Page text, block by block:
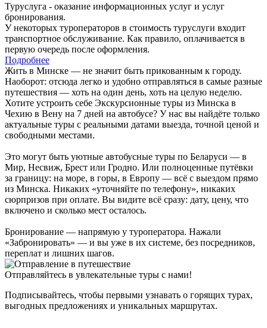
Туруслуга - оказание информационных услуг и услуг
бронирования.
У некоторых туроператоров в стоимость туруслуги входит
транспортное обслуживание. Как правило, оплачивается в
первую очередь после оформления.
Подробнее
Жить в Минске — не значит быть прикованным к городу.
Наоборот: отсюда легко и удобно отправляться в самые разные
путешествия — хоть на один день, хоть на целую неделю.
Хотите устроить себе Экскурсионные туры из Минска в
Чехию в Вену на 7 дней на автобусе? У нас вы найдёте только
актуальные туры с реальными датами выезда, точной ценой и
свободными местами.
Это могут быть уютные автобусные туры по Беларуси — в
Мир, Несвиж, Брест или Гродно. Или полноценные путёвки
за границу: на море, в горы, в Европу — всё с выездом прямо
из Минска. Никаких «уточняйте по телефону», никаких
сюрпризов при оплате. Вы видите всё сразу: дату, цену, что
включено и сколько мест осталось.
Бронирование — напрямую у туроператора. Нажали
«Забронировать» — и вы уже в их системе, без посредников,
переплат и лишних шагов.
Отправляйтесь в увлекательные туры с нами!
Подписывайтесь, чтобы первыми узнавать о горящих турах,
выгодных предложениях и уникальных маршрутах.